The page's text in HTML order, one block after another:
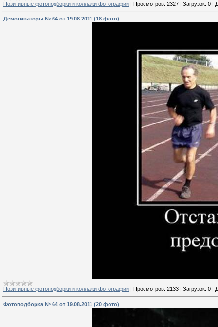
Позитивные фотоподборки и коллажи фотографий | Просмотров: 2327 | Загрузок: 0 |
Демотиваторы № 64 от 19.08.2011 (18 фото)
Позитивные фотоподборки и коллажи фотографий Просмотров: 2133 Загрузок: 0
Фотоподборка № 64 от 19.08.2011 (20 фото)